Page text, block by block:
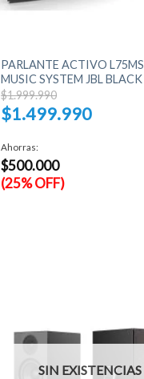
PARLANTE ACTIVO L75MS
MUSIC SYSTEM JBL BLACK
$1.999.990
precio
original
$1.499.990
precio
actual
es:
$1.499.990.
Ahorras:
$500.000
(25% OFF)
SIN EXISTENCIAS